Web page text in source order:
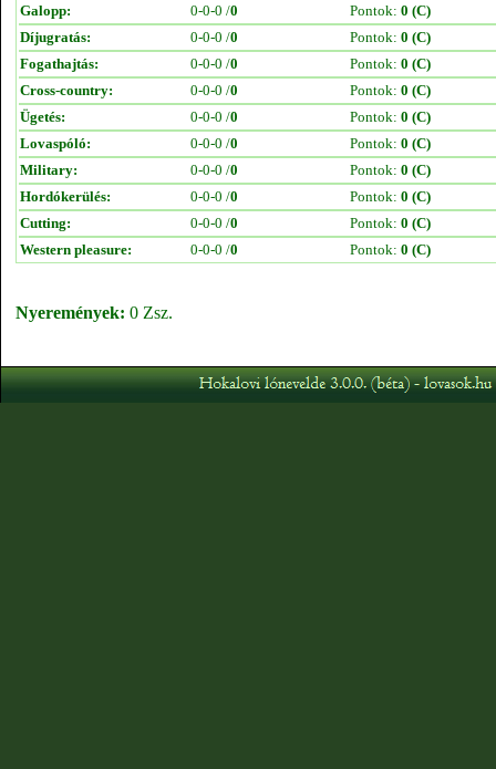
Galopp:
0-0-0 /0 Pontok: 0 (C)
Díjugratás:
0-0-0 /0 Pontok: 0 (C)
Fogathajtás:
0-0-0 /0 Pontok: 0 (C)
Cross-country:
0-0-0 /0 Pontok: 0 (C)
Ügetés:
0-0-0 /0 Pontok: 0 (C)
Lovaspóló:
0-0-0 /0 Pontok: 0 (C)
Military:
0-0-0 /0 Pontok: 0 (C)
Hordókerülés:
0-0-0 /0 Pontok: 0 (C)
Cutting:
0-0-0 /0 Pontok: 0 (C)
Western pleasure:
0-0-0 /0 Pontok: 0 (C)
Nyeremények: 0 Zsz.